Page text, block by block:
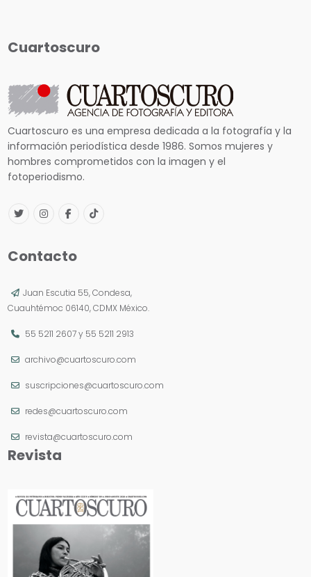
Cuartoscuro
Cuartoscuro es una empresa dedicada a la fotografía y la
información periodística desde 1986. Somos mujeres y
hombres comprometidos con la imagen y el
fotoperiodismo.
Contacto
Juan Escutia 55, Condesa,
Cuauhtémoc 06140, CDMX México.
55 5211 2607y 55 5211 2913
archivo@cuartoscuro.com
suscripciones@cuartoscuro.com
redes@cuartoscuro.com
revista@cuartoscuro.com
Revista